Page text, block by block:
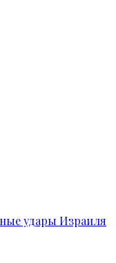
удары Израиля